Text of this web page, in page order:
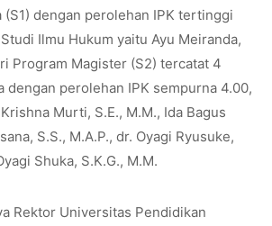
(S1) dengan perolehan IPK tertinggi
Ilmu Hukum yaitu Ayu Meiranda,
Program Magister (S2) tercatat 4
dengan perolehan IPK sempurna 4.00,
Murti, S.E., M.M., Ida Bagus
S.S., M.A.P., dr. Oyagi Ryusuke,
Shuka, S.K.G., M.M.
Rektor Universitas Pendidikan